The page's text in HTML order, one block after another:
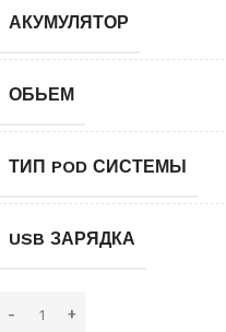
АКУМУЛЯТОР
ОБЬЕМ
ТИП POD СИСТЕМЫ
USB ЗАРЯДКА